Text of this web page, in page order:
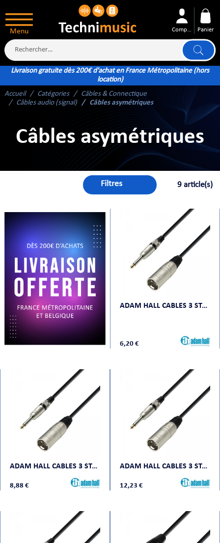
Menu Compte Panier
AUDIO
Livraison gratuite dès 200€ d'achat en France Métropolitaine (hors
location)
Accueil
Catégories
Câbles & Connectique
Câbles audio (signal)
Câbles asymétriques
Câbles asymétriques
Filtres 9 article(s)
ADAM HALL CABLES 3 STAR MMP 0100
6,20 €
ADAM HALL CABLES 3 STAR MMP 0300
8,88 €
ADAM HALL CABLES 3 STAR MMP 0600
12,23 €